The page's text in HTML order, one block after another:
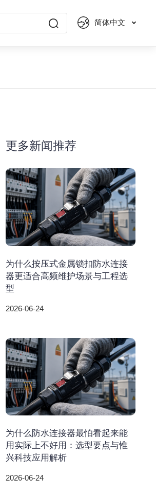
简体中文
更多新闻推荐
为什么按压式金属锁扣防水连接
器更适合高频维护场景与工程选
型
2026-06-24
为什么防水连接器最怕看起来能
用实际上不好用：选型要点与惟
兴科技应用解析
2026-06-24